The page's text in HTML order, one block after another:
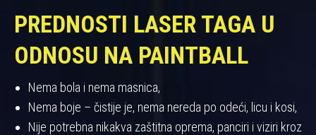
PREDNOSTI LASER TAGA U
ODNOSU NA PAINTBALL
Nema bola i nema masnica,
Nema boje – čistije je, nema nereda po odeći, licu i kosi,
Nije potrebna nikakva zaštitna oprema, panciri i viziri kroz